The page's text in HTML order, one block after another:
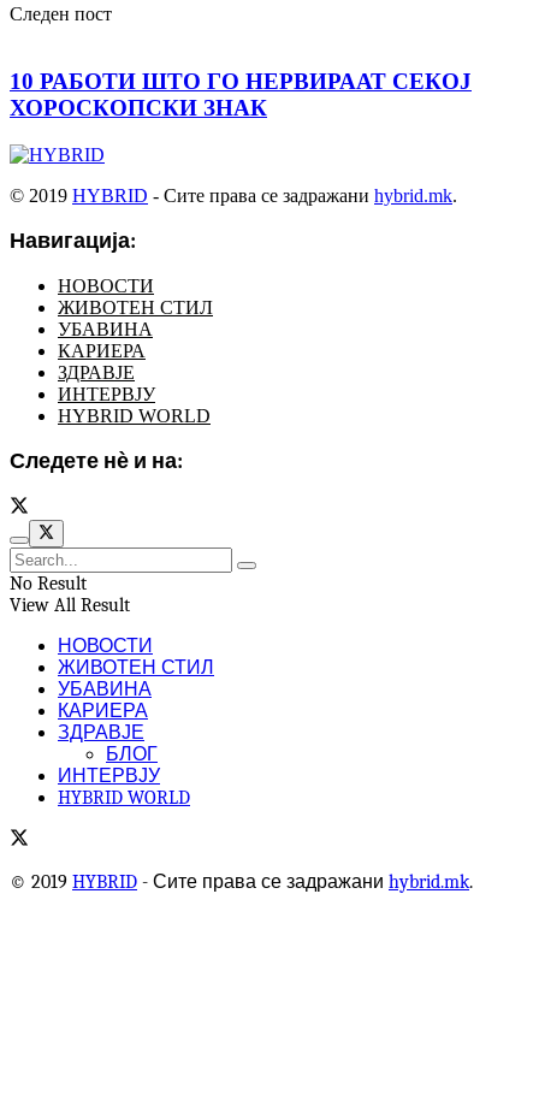
Следен пост
10 РАБОТИ ШТО ГО НЕРВИРААТ СЕКОЈ
ХОРОСКОПСКИ ЗНАК
© 2019 HYBRID - Сите права се задражани hybrid.mk.
Навигација:
НОВОСТИ
ЖИВОТЕН СТИЛ
УБАВИНА
КАРИЕРА
ЗДРАВЈЕ
ИНТЕРВЈУ
HYBRID WORLD
Следете нѐ и на:
No Result
View All Result
НОВОСТИ
ЖИВОТЕН СТИЛ
УБАВИНА
КАРИЕРА
ЗДРАВЈЕ
БЛОГ
ИНТЕРВЈУ
HYBRID WORLD
© 2019 HYBRID - Сите права се задражани hybrid.mk.